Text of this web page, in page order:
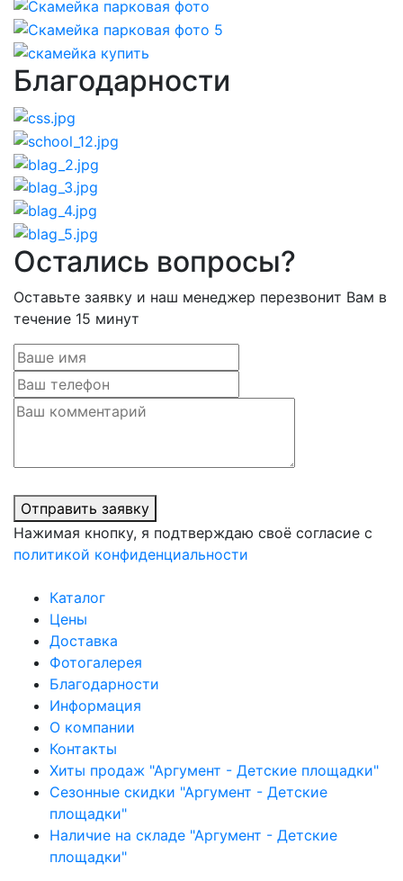
Благодарности
Остались вопросы?
Оставьте заявку и наш менеджер перезвонит Вам в
течение 15 минут
Отправить заявку
Нажимая кнопку, я подтверждаю своё согласие с
политикой конфиденциальности
Каталог
Цены
Доставка
Фотогалерея
Благодарности
Информация
О компании
Контакты
Хиты продаж "Аргумент - Детские площадки"
Сезонные скидки "Аргумент - Детские
площадки"
Наличие на складе "Аргумент - Детские
площадки"